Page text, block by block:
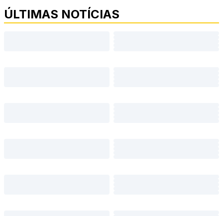
ÚLTIMAS NOTÍCIAS